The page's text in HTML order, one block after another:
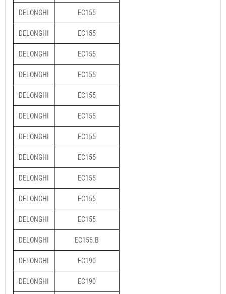
DELONGHI EC155
DELONGHI EC155
DELONGHI EC155
DELONGHI EC155
DELONGHI EC155
DELONGHI EC155
DELONGHI EC155
DELONGHI EC155
DELONGHI EC155
DELONGHI EC155
DELONGHI EC155
DELONGHI EC156.B
DELONGHI EC190
DELONGHI EC190